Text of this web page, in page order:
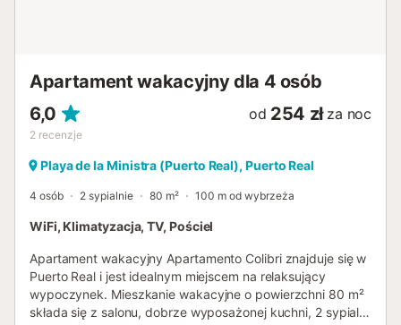
Apartament wakacyjny dla 4 osób
6,0
2 recenzje
od 254 zł za noc
Playa de la Ministra (Puerto Real), Puerto Real
4 osób 2 sypialnie 80 m² 100 m od wybrzeża
WiFi, Klimatyzacja, TV, Pościel
Apartament wakacyjny Apartamento Colibri znajduje się w
Puerto Real i jest idealnym miejscem na relaksujący
wypoczynek. Mieszkanie wakacyjne o powierzchni 80 m²
składa się z salonu, dobrze wyposażonej kuchni, 2 sypialni